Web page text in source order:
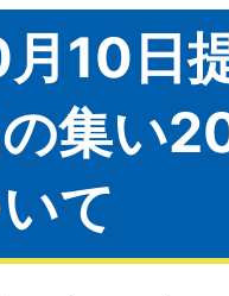
10日
集い
て